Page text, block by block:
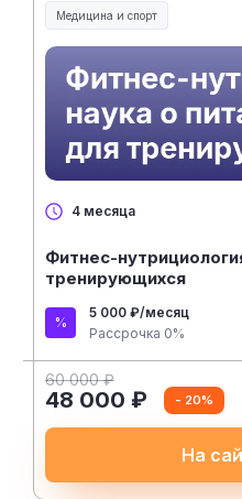
Медицина и спорт
Медицина, спорт и здоровье
4 месяца
Фитнес-
тренирующихся
5 000 ₽/месяц
Рассрочка 0%
60 000 ₽
48 000 ₽ - 20%
На